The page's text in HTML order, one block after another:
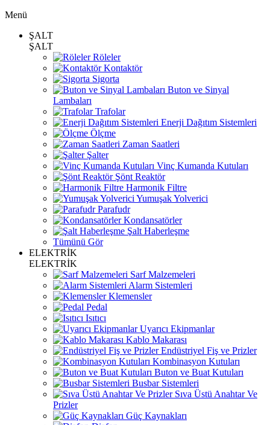
Menü
ŞALT
ŞALT
Röleler
Kontaktör
Sigorta
Buton ve Sinyal
Lambaları
Trafolar
Enerji Dağıtım Sistemleri
Ölçme
Zaman Saatleri
Şalter
Vinç Kumanda Kutuları
Şönt Reaktör
Harmonik Filtre
Yumuşak Yolverici
Parafudr
Kondansatörler
Şalt Haberleşme
Tümünü Gör
ELEKTRİK
ELEKTRİK
Sarf Malzemeleri
Alarm Sistemleri
Klemensler
Pedal
Isıtıcı
Uyarıcı Ekipmanlar
Kablo Makarası
Endüstriyel Fiş ve Prizler
Kombinasyon Kutuları
Buton ve Buat Kutuları
Busbar Sistemleri
Sıva Üstü Anahtar Ve
Prizler
Güç Kaynakları